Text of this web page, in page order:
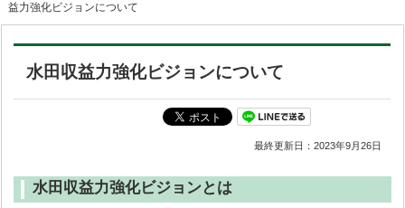
益力強化ビジョンについて
水田収益力強化ビジョンについて
最終更新日：2023年9月26日
水田収益力強化ビジョンとは